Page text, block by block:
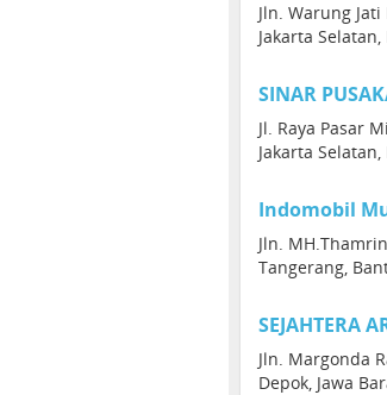
Jln. Warung
Jakarta
SINAR
Jl. Raya Pasar
Jakarta
Indomobil
Jln.
Tangerang,
SEJAHTERA
Jln. Margonda
Depok, Jawa